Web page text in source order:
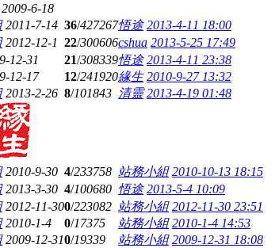
2009-6-18
2011-7-14 36/427267悟途 2013-4-11 18:00
2012-12-1 22/300606cshua 2013-5-25 17:49
12-31 21/308339悟途 2013-4-11 23:38
12-17 12/241920緣生 2010-9-27 13:32
2013-2-26 8/101843 清靈 2013-4-19 01:48
2010-9-30 4/233758 站務小組 2010-10-13 18:15
2013-3-30 4/100680 悟途 2013-5-4 10:09
2012-11-300/223082 站務小組 2012-11-30 23:51
2010-1-4 0/17375 站務小組 2010-1-4 14:53
2009-12-310/19339 站務小組 2009-12-31 18:08